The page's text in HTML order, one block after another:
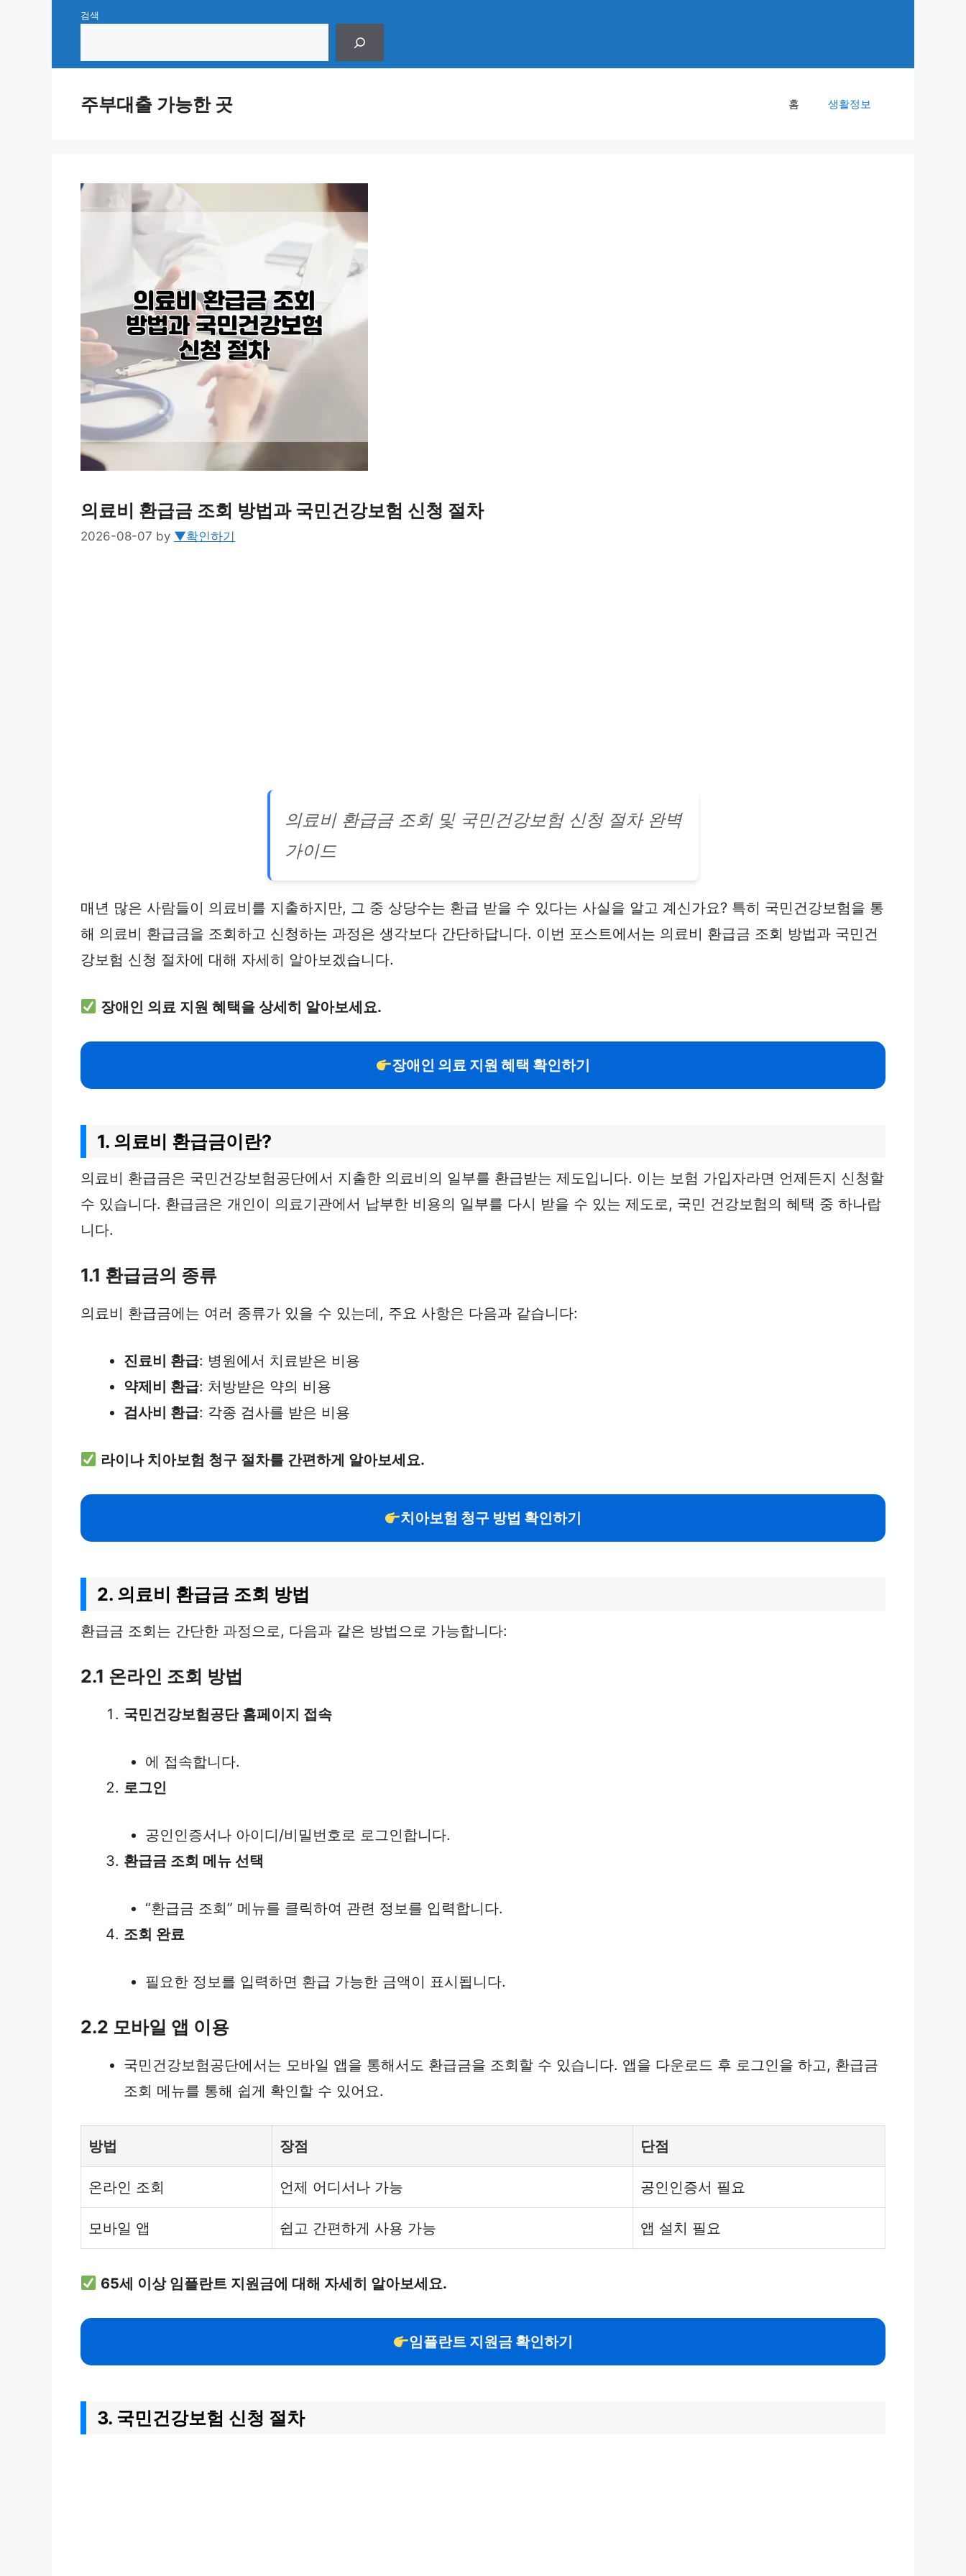
검색
주부대출 가능한 곳 홈 생활정보
의료비 환급금 조회 방법과 국민건강보험 신청 절차
2026-08-07 by ▼확인하기
의료비 환급금 조회 및 국민건강보험 신청 절차 완벽
가이드
매년 많은 사람들이 의료비를 지출하지만, 그 중 상당수는 환급 받을 수 있다는 사실을 알고 계신가요? 특히 국민건강보험을 통
해 의료비 환급금을 조회하고 신청하는 과정은 생각보다 간단하답니다. 이번 포스트에서는 의료비 환급금 조회 방법과 국민건
강보험 신청 절차에 대해 자세히 알아보겠습니다.
장애인 의료 지원 혜택을 상세히 알아보세요.
장애인 의료 지원 혜택 확인하기
1. 의료비 환급금이란?
의료비 환급금은 국민건강보험공단에서 지출한 의료비의 일부를 환급받는 제도입니다. 이는 보험 가입자라면 언제든지 신청할
수 있습니다. 환급금은 개인이 의료기관에서 납부한 비용의 일부를 다시 받을 수 있는 제도로, 국민 건강보험의 혜택 중 하나랍
니다.
1.1 환급금의 종류
의료비 환급금에는 여러 종류가 있을 수 있는데, 주요 사항은 다음과 같습니다:
진료비 환급: 병원에서 치료받은 비용
약제비 환급: 처방받은 약의 비용
검사비 환급: 각종 검사를 받은 비용
라이나 치아보험 청구 절차를 간편하게 알아보세요.
치아보험 청구 방법 확인하기
2. 의료비 환급금 조회 방법
환급금 조회는 간단한 과정으로, 다음과 같은 방법으로 가능합니다:
2.1 온라인 조회 방법
국민건강보험공단 홈페이지 접속
에 접속합니다.
로그인
공인인증서나 아이디/비밀번호로 로그인합니다.
환급금 조회 메뉴 선택
“환급금 조회” 메뉴를 클릭하여 관련 정보를 입력합니다.
조회 완료
필요한 정보를 입력하면 환급 가능한 금액이 표시됩니다.
2.2 모바일 앱 이용
국민건강보험공단에서는 모바일 앱을 통해서도 환급금을 조회할 수 있습니다. 앱을 다운로드 후 로그인을 하고, 환급금
조회 메뉴를 통해 쉽게 확인할 수 있어요.
방법 장점 단점
온라인 조회 언제 어디서나 가능 공인인증서 필요
모바일 앱 쉽고 간편하게 사용 가능 앱 설치 필요
65세 이상 임플란트 지원금에 대해 자세히 알아보세요.
임플란트 지원금 확인하기
3. 국민건강보험 신청 절차